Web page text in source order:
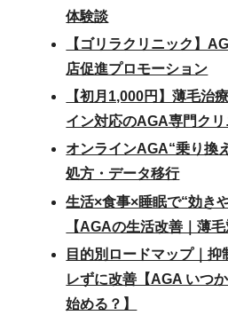
体験談
【ゴリラクリニック】
店促進プロモーション
【初月1,000円】薄毛治
イン対応のAGA専門クリ
オンラインAGA“乗り換
処方・データ移行
生活×食事×睡眠で“効き
【AGAの生活改善｜薄
目的別ロードマップ｜
レずに改善【AGA いつ
始める？】